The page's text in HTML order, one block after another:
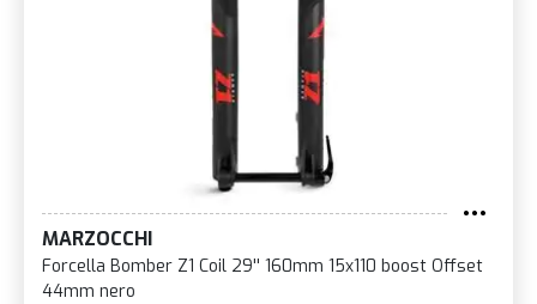
MARZOCCHI
Forcella Bomber Z1 Coil 29'' 160mm 15x110 boost Offset
44mm nero